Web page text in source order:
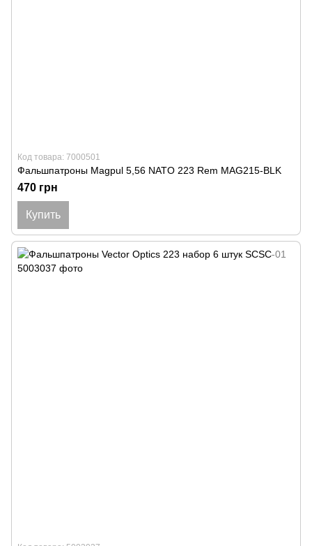
Код товара: 7000501
Фальшпатроны Magpul 5,56 NATO 223 Rem MAG215-BLK
470 грн
Купить